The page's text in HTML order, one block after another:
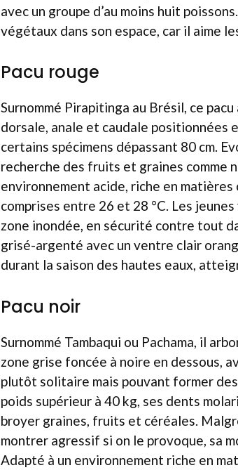
avec un groupe d’au moins huit
végétaux dans son espace, car il aime
Pacu rouge
Surnommé Pirapitinga au Brésil, ce
dorsale, anale et caudale positionnées
certains spécimens dépassant 80 cm.
recherche des fruits et graines comme
environnement acide, riche en
comprises entre 26 et 28 °C. Les
zone inondée, en sécurité contre tout
grisé-argenté avec un ventre clair
durant la saison des hautes eaux,
Pacu noir
Surnommé Tambaqui ou Pachama, il
zone grise foncée à noire en dessous,
plutôt solitaire mais pouvant former
poids supérieur à 40 kg, ses dents
broyer graines, fruits et céréales.
montrer agressif si on le provoque, sa
Adapté à un environnement riche en